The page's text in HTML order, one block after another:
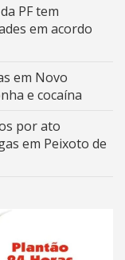
PF tem
em acordo
em Novo
e cocaína
por ato
em Peixoto de